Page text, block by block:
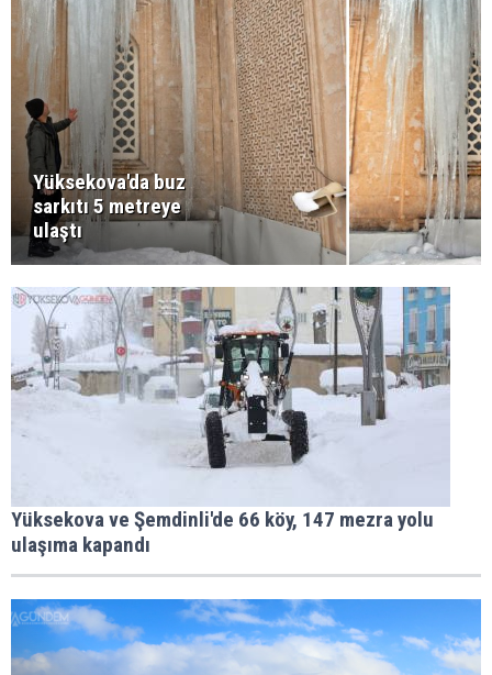
Yüksekova'da buz
sarkıtı 5 metreye
ulaştı
Yüksekova ve Şemdinli'de 66 köy, 147 mezra yolu
ulaşıma kapandı